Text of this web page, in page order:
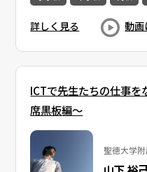
詳しく見る 動画
ICTで先生たちの仕事
席黒板編〜
聖徳大学